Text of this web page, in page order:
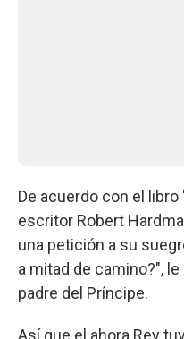
De acuerdo con el libro
escritor Robert
una petición a su
a mitad de camino?",
padre del Príncipe.
Así que el ahora Rey